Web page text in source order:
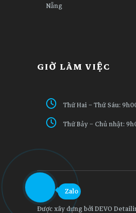
Nẵng
GIỜ LÀM VIỆC
Thứ Hai – Thứ Sáu:
Thứ Bảy – Chủ nhật:
Được xây dựng bởi DEVO
Zalo